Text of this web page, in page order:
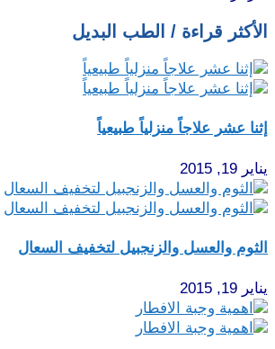
الأكثر قراءة / الطب البديل
إثنا عشر علاجاً منزلياً طبيعياً
يناير 19, 2015
الثوم والعسل والزنجبيل لتخفيف السعال
يناير 19, 2015